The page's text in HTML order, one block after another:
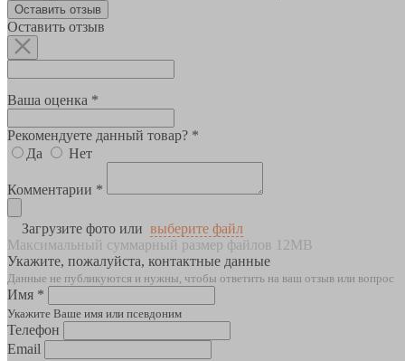
Оставить отзыв
Оставить отзыв
Ваша оценка *
Рекомендуете данный товар? *
Да
Нет
Комментарии *
Загрузите фото или выберите файл
Максимальный суммарный размер файлов 12MB
Укажите, пожалуйста, контактные данные
Данные не публикуются и нужны, чтобы ответить на ваш отзыв или вопрос
Имя *
Укажите Ваше имя или псевдоним
Телефон
Email